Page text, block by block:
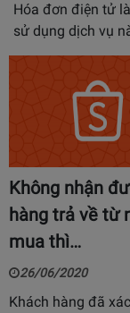
Hóa đơn điện tử
sử dụng dịch vụ
Không nhận
hàng trả về từ
mua thì…
26/06/2020
Khách hàng đã